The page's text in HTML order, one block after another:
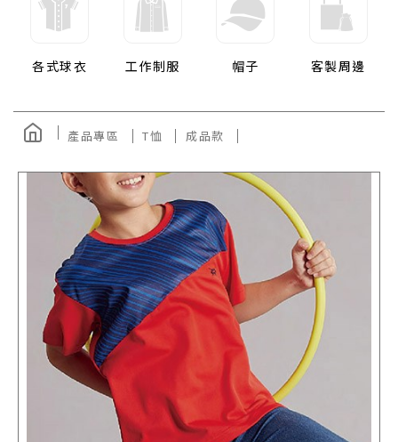
各式球衣 工作制服 帽子 客製周邊
產品專區 T恤 成品款